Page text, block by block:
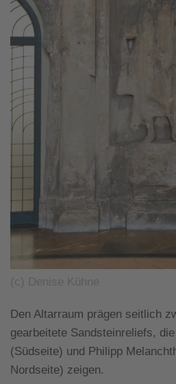
Den Altarraum prägen seitlich
gearbeitete Sandsteinreliefs,
(Südseite) und Philipp
Nordseite) zeigen.